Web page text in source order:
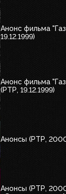
Анонс фильма
19.12.1999)
Анонс фильма
(РТР, 19.12.1999)
Анонсы (РТР,
Анонсы (РТР,